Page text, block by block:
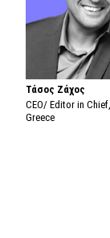
Τάσος Ζάχος
CEO/ Editor in
Greece